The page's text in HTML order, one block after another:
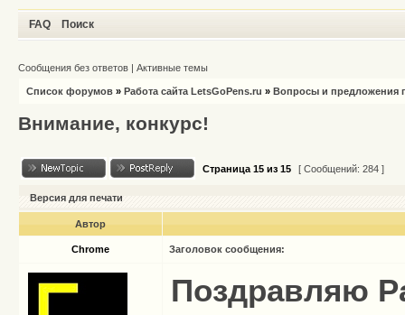
FAQ Поиск
Сообщения без ответов | Активные темы
Список форумов » Работа сайта LetsGoPens.ru » Вопросы и предложения
Внимание, конкурс!
Страница 15 из 15 [ Сообщений: 284 ]
Версия для печати
Автор
Chrome Заголовок сообщения:
Поздравляю